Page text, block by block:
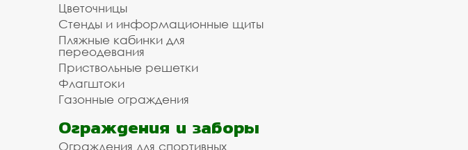
Цветочницы
Стенды и информационные щиты
Пляжные кабинки для
переодевания
Приствольные решетки
Флагштоки
Газонные ограждения
Ограждения и заборы
Ограждения для спортивных